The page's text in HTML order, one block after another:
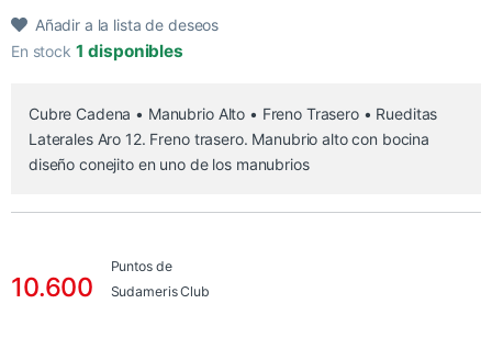
Añadir a la lista de deseos
En stock 1 disponibles
Cubre Cadena • Manubrio Alto • Freno Trasero • Rueditas
Laterales Aro 12. Freno trasero. Manubrio alto con bocina
diseño conejito en uno de los manubrios
10.600
Puntos de
Sudameris Club